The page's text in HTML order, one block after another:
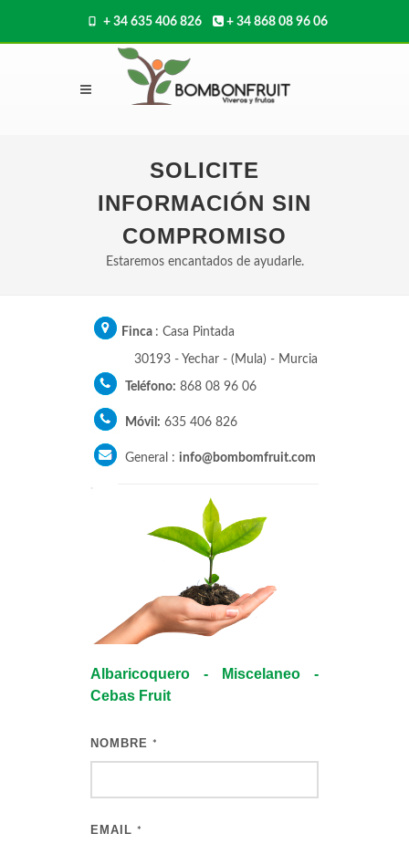
+ 34 635 406 826 + 34 868 08 96 06
SOLICITE
INFORMACIÓN SIN
COMPROMISO
Estaremos encantados de ayudarle.
Finca : Casa Pintada
30193 - Yechar - (Mula) - Murcia
Teléfono: 868 08 96 06
Móvil: 635 406 826
General : info@bombomfruit.com
.
Albaricoquero - Miscelaneo -
Cebas Fruit
NOMBRE *
EMAIL *